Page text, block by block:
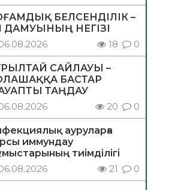
БЕЛСЕНДІЛІК –
ДАМУЫНЫҢ НЕГІЗІ
18 0
САЙЛАУЫ –
БАСТАР
ТАҢДАУ
20 0
ауруларға
иммундау
тиімділігі
21 0